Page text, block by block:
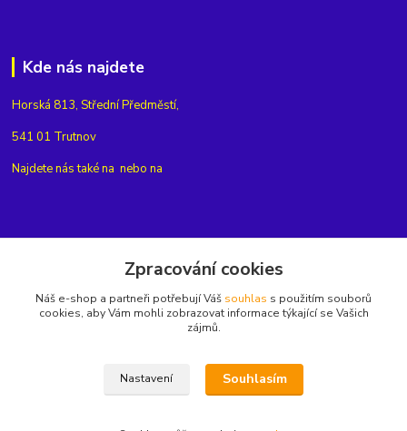
Kde nás najdete
Horská 813, Střední Předměstí,
541 01 Trutnov
Najdete nás také na nebo na
+420775654704
Zpracování cookies
Náš e-shop a partneři potřebují Váš souhlas s použitím souborů
cookies, aby Vám mohli zobrazovat informace týkající se Vašich
zájmů.
Nastavení Souhlasím